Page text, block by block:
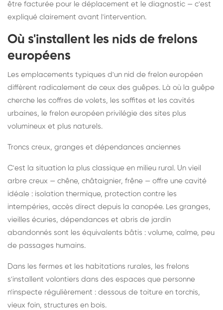
être facturée pour le déplacement et le diagnostic — c'est
expliqué clairement avant l'intervention.
Où s'installent les nids de frelons
européens
Les emplacements typiques d'un nid de frelon européen
diffèrent radicalement de ceux des guêpes. Là où la guêpe
cherche les coffres de volets, les soffites et les cavités
urbaines, le frelon européen privilégie des sites plus
volumineux et plus naturels.
Troncs creux, granges et dépendances anciennes
C'est la situation la plus classique en milieu rural. Un vieil
arbre creux — chêne, châtaignier, frêne — offre une cavité
idéale : isolation thermique, protection contre les
intempéries, accès direct depuis la canopée. Les granges,
vieilles écuries, dépendances et abris de jardin
abandonnés sont les équivalents bâtis : volume, calme, peu
de passages humains.
Dans les fermes et les habitations rurales, les frelons
s'installent volontiers dans des espaces que personne
n'inspecte régulièrement : dessous de toiture en torchis,
vieux foin, structures en bois.